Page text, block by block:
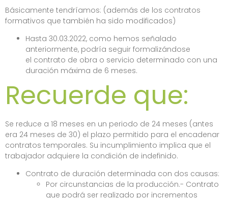
Básicamente tendríamos: (además de los contratos
formativos que también ha sido modificados)
Hasta 30.03.2022, como hemos señalado
anteriormente, podría seguir formalizándose
el contrato de obra o servicio determinado con una
duración máxima de 6 meses.
Recuerde que:
Se reduce a 18 meses en un periodo de 24 meses (antes
era 24 meses de 30) el plazo permitido para el encadenar
contratos temporales. Su incumplimiento implica que el
trabajador adquiere la condición de indefinido.
Contrato de duración determinada con dos causas:
Por circunstancias de la producción.- Contrato
que podrá ser realizado por incrementos